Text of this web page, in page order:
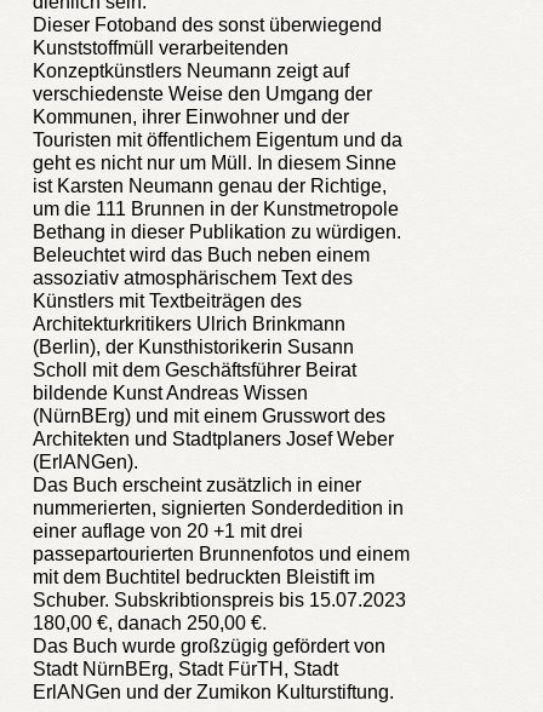
Dieser Fotoband des sonst überwiegend
Kunststoffmüll verarbeitenden
Konzeptkünstlers Neumann zeigt auf
verschiedenste Weise den Umgang der
Kommunen, ihrer Einwohner und der
Touristen mit öffentlichem Eigentum und da
geht es nicht nur um Müll. In diesem Sinne
ist Karsten Neumann genau der Richtige,
um die 111 Brunnen in der Kunstmetropole
Bethang in dieser Publikation zu würdigen.
Beleuchtet wird das Buch neben einem
assoziativ atmosphärischem Text des
Künstlers mit Textbeiträgen des
Architekturkritikers Ulrich Brinkmann
(Berlin), der Kunsthistorikerin Susann
Scholl mit dem Geschäftsführer Beirat
bildende Kunst Andreas Wissen
(NürnBErg) und mit einem Grusswort des
Architekten und Stadtplaners Josef Weber
(ErlANGen).
Das Buch erscheint zusätzlich in einer
nummerierten, signierten Sonderdedition in
einer auflage von 20 +1 mit drei
passepartourierten Brunnenfotos und einem
mit dem Buchtitel bedruckten Bleistift im
Schuber. Subskribtionspreis bis 15.07.2023
180,00 €, danach 250,00 €.
Das Buch wurde großzügig gefördert von
Stadt NürnBErg, Stadt FürTH, Stadt
ErlANGen und der Zumikon Kulturstiftung.